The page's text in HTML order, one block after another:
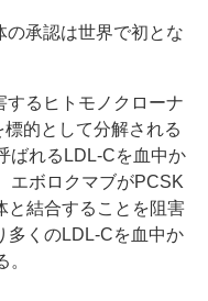
承認は世界で初とな
るヒトモノクローナ
的として分解される
ばれるLDL-Cを血中か
エボロクマブがPCSK
と結合することを阻害
多くのLDL-Cを血中か